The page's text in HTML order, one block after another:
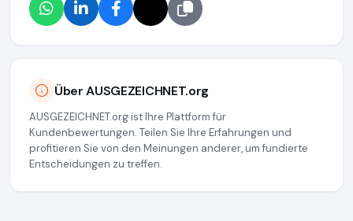
Über AUSGEZEICHNET.org
AUSGEZEICHNET.org ist Ihre Plattform für
Kundenbewertungen. Teilen Sie Ihre Erfahrungen und
profitieren Sie von den Meinungen anderer, um fundierte
Entscheidungen zu treffen.